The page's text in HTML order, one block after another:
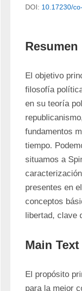
DOI: 10.17230/
Resumen
El objetivo
filosofía
en su teoría
fundamentos
tiempo.
situamos a
presentes en el
conceptos
libertad, clave
Main Text
El propósito
para la mejor